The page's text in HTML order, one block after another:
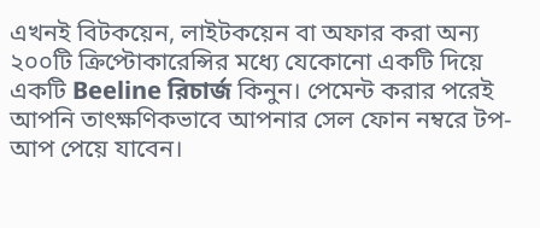
এখনই বিটকয়েন, লাইটকয়েন বা অফার করা অন্য
২০০টি ক্রিপ্টোকারেন্সির মধ্যে যেকোনো একটি দিয়ে
একটি Beeline রিচার্জকিনুন। পেমেন্ট করার পরেই
আপনি তাৎক্ষণিকভাবে আপনার সেল ফোন নম্বরে টপ-
আপ পেয়ে যাবেন।